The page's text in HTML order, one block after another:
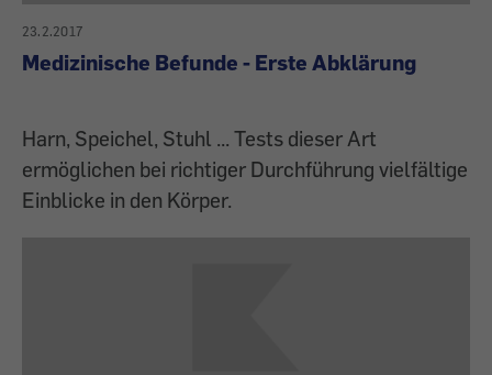
23.2.2017
Medizinische Befunde - Erste Abklärung
Harn, Speichel, Stuhl ... Tests dieser Art
ermöglichen bei richtiger Durchführung vielfältige
Einblicke in den Körper.